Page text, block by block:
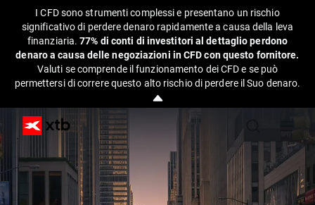
I CFD sono strumenti complessi e presentano un rischio
significativo di perdere denaro rapidamente a causa della leva
finanziaria.77% di conti di investitori al dettaglio perdono
denaro a causa delle negoziazioni in CFD con questo fornitore.
Valuti se comprende il funzionamento dei CFD e se può
permettersi di correre questo alto rischio di perdere il Suo denaro.